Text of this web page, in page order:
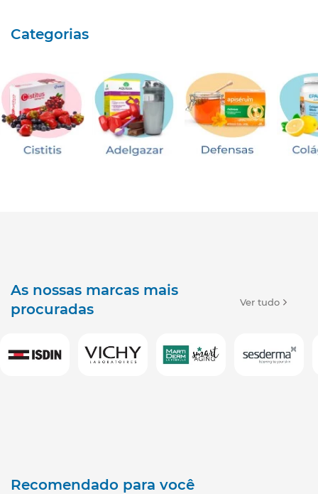
Categorias
As nossas marcas mais
procuradas
Ver tudo
Recomendado para você